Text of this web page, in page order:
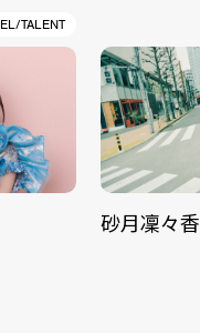
TALENT
砂月凜々香